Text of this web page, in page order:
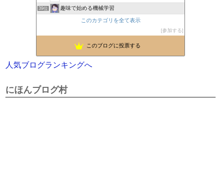
39位 趣味で始める機械学習
このカテゴリを全て表示
参加する
このブログに投票する
人気ブログランキングへ
にほんブログ村